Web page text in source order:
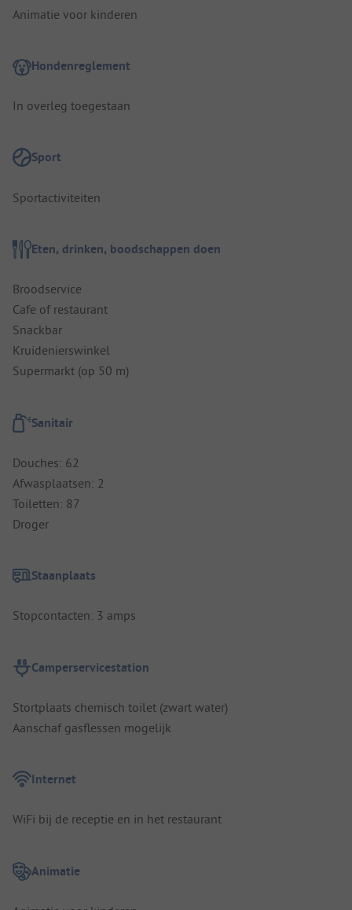
Animatie voor kinderen
Hondenreglement
In overleg toegestaan
Sport
Sportactiviteiten
Eten, drinken, boodschappen doen
Broodservice
Cafe of restaurant
Snackbar
Kruidenierswinkel
Supermarkt (op 50 m)
Sanitair
Douches: 62
Afwasplaatsen: 2
Toiletten: 87
Droger
Staanplaats
Stopcontacten: 3 amps
Camperservicestation
Stortplaats chemisch toilet (zwart water)
Aanschaf gasflessen mogelijk
Internet
WiFi bij de receptie en in het restaurant
Animatie